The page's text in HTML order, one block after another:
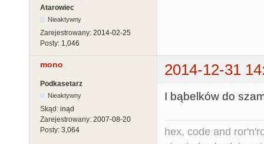
Atarowiec
Nieaktywny
Zarejestrowany: 2014-02-25
Posty: 1,046
mono 2014-12-31
Podkasetarz
Nieaktywny
Skąd: inąd
Zarejestrowany: 2007-08-20
Posty: 3,064
I bąbelków do
hex, code and